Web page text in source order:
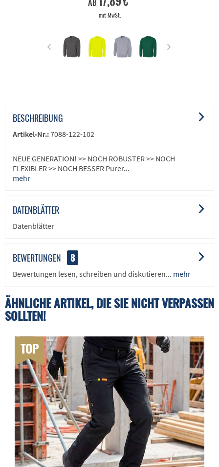
ab
mit MwSt.
BESCHREIBUNG
Artikel-Nr.:7088-122-102
NEUE GENERATION! >> NOCH ROBUSTER >> NOCH
FLEXIBLER >> NOCH BESSER Purer...
mehr
DATENBLÄTTER
Datenblätter
BEWERTUNGEN 8
Bewertungen lesen, schreiben und diskutieren... mehr
ÄHNLICHE ARTIKEL, DIE SIE NICHT VERPASSEN
SOLLTEN!
TOP